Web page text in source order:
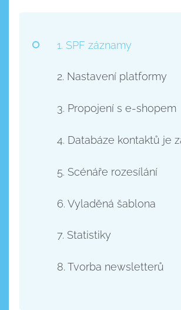
1. SPF záznamy
2. Nastavení platformy
3. Propojení s e-shopem
4. Databáze kontaktů je
5. Scénáře rozesílání
6. Vyladěná šablona
7. Statistiky
8. Tvorba newsletterů